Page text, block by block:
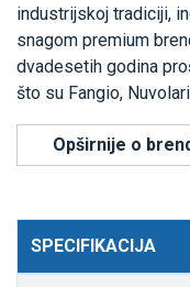
industrijskoj tradiciji,
snagom premium
dvadesetih godina
što su Fangio,
Opširnije o
SPECIFIKACIJA